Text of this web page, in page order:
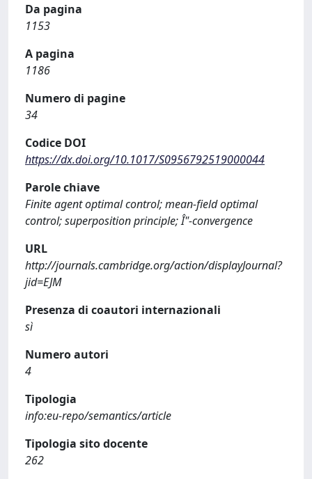
Da pagina
1153
A pagina
1186
Numero di pagine
34
Codice DOI
https://dx.doi.org/10.1017/S0956792519000044
Parole chiave
Finite agent optimal control; mean-field optimal
control; superposition principle; Î"-convergence
URL
http://journals.cambridge.org/action/displayJournal?
jid=EJM
Presenza di coautori internazionali
sì
Numero autori
4
Tipologia
info:eu-repo/semantics/article
Tipologia sito docente
262